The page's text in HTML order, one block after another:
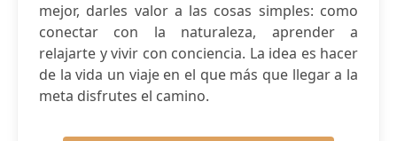
mejor, darles valor a las cosas simples: como
conectar con la naturaleza, aprender a
relajarte y vivir con conciencia. La idea es hacer
de la vida un viaje en el que más que llegar a la
meta disfrutes el camino.